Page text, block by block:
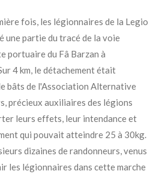
fois, les légionnaires de la Legio
une partie du tracé de la voie
portuaire du Fâ Barzan à
4 km, le détachement était
bâts de l'Association Alternative
,précieux auxiliaires des légions
leurs effets, leur intendance et
qui pouvait atteindre 25 à 30kg.
dizaines de randonneurs, venus
les légionnaires dans cette marche